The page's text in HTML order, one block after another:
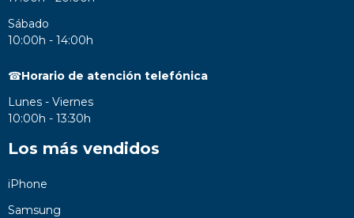
Sábado
10:00h - 14:00h
☎Horario de atención telefónica
Lunes - Viernes
10:00h - 13:30h
Los más vendidos
iPhone
Samsung